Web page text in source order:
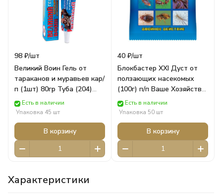
98 ₽/шт
Великий Воин Гель от
тараканов и муравьев кар/
п (1шт) 80гр Туба (204)
Ваше Хозяйство Химия
Есть в наличии
Упаковка 45 шт
В корзину
40 ₽/шт
Блокбастер XXI Дуст от
ползающих насекомых
(100г) п/п Ваше Хозяйство
ХимияЕсть в наличии
Упаковка 50 шт
В корзину
Характеристики